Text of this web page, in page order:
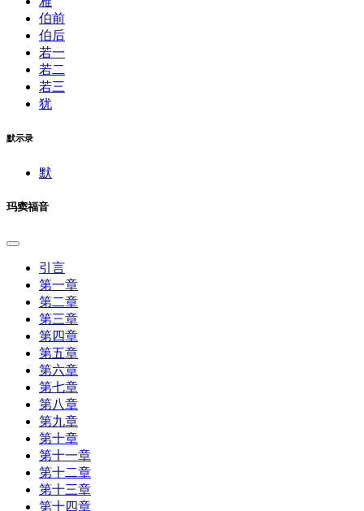
伯前
伯后
若一
若二
若三
犹
默示录
默
玛窦福音
引言
第一章
第二章
第三章
第四章
第五章
第六章
第七章
第八章
第九章
第十章
第十一章
第十二章
第十三章
第十四章